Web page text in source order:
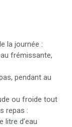
la journée :
frémissante,
pendant au
ou froide tout
repas :
litre d’eau